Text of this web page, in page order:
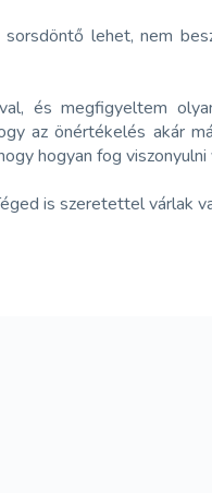
lehet, nem
és megfigyeltem
az önértékelés akár
hogyan fog
is szeretettel várlak